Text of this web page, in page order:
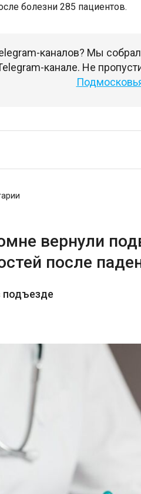
болезни 285 пациентов.
каналов? Мы
канале. Не
вернули
после
подъезде